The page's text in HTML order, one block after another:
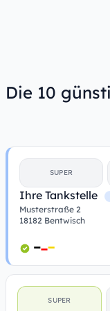
Die 10
SUPER
Ihre Tankstelle
Musterstraße 2
18182 Bentwisch
SUPER